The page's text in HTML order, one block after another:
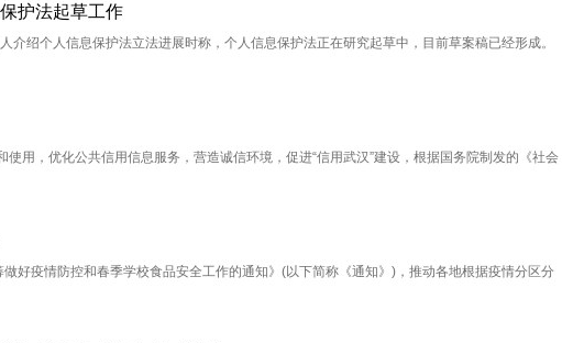
护法起草工作
介绍个人信息保护法立法进展时称，个人信息保护法正在研究起草中，目前草案稿已经形成。
用，优化公共信用信息服务，营造诚信环境，促进“信用武汉”建设，根据国务院制发的《社会
好疫情防控和春季学校食品安全工作的通知》(以下简称《通知》)，推动各地根据疫情分区分